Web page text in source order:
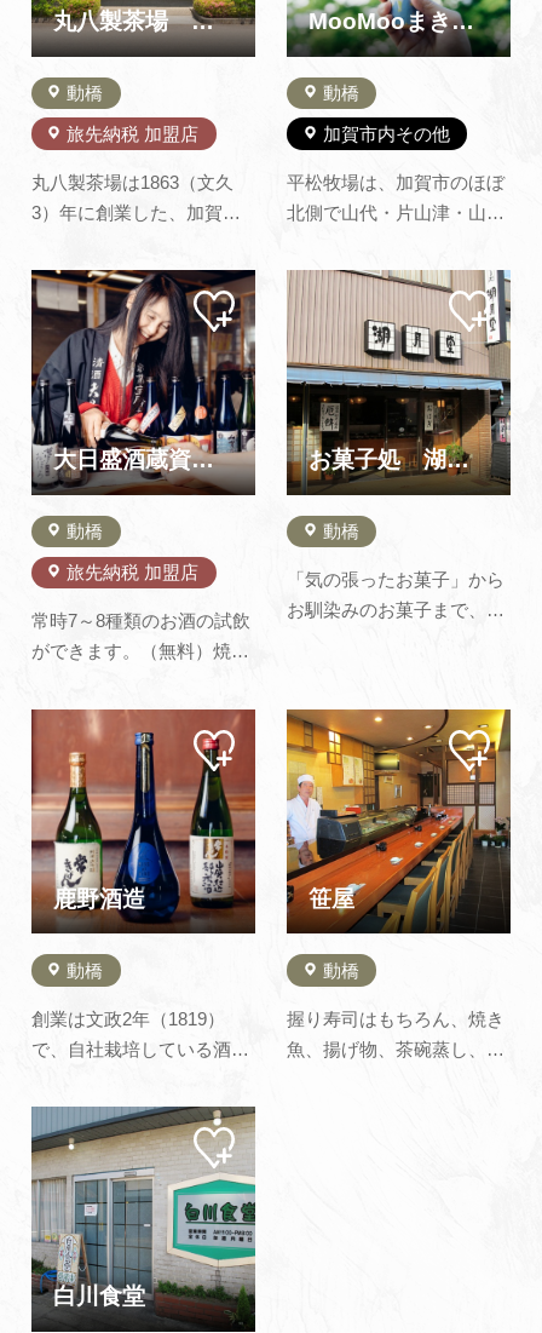
プライバシーポリシー
丸八製茶場 本店
動橋
旅先納税 加盟店
丸八製茶場は1863（文久
3）年に創業した、加賀棒
（焙じ）・販売を行ってい
る会社です。1983（昭和
58）年の全国植樹祭の際、
昭和天皇に献上したことか
らうまれた「献上加賀棒
茶」は一番摘みの良質な茎
を浅く焙じており、芳ばし
い香りとすっきり…
MooMooまきば（平松牧場）
動橋
加賀市内その他
平松牧場は、加賀市のほぼ
北側で山代・片山津・山
約15～25分にあります。ホ
ルスタイン牛とジャージ牛
から搾られた牛乳は、隣接
するミルク工房に送られ新
鮮な状態で処理されます。
牧場内にあるお店“MooMoo
まきば”では、手作りソフ…
大日盛酒蔵資料館（橋本酒造）
動橋
旅先納税 加盟店
常時7～8種類のお酒の試飲
ができます。（無料）焼印
類の中からお気に入りを選
んで焼印を押し、MYコー
スターやMY桝を作りまし
ょう！⇒焼印体験（加賀酒
蔵でコースター）.pdf
マイ
ペー
ジに
追加
お菓子処 湖月堂
動橋
「気の張ったお菓子」から
お馴染みのお菓子まで、品
く。素材にも気を使ってお
り、卵は卵黄のしっかりし
たものを使っています。動
橋らしさを取り入れた「ぐ
ず焼もなか」も2種類のあ
ん（小豆…
マイ
ペー
ジに
追加
鹿野酒造
動橋
創業は文政2年（1819）
で、自社栽培している酒
伏流名水である「白水の井
戸」より湧出づる仕込水を
使って、蔵人の手によって
品質本位の酒造りを行って
います。出来あがったその
酒は、ふくよかな香りと味
のキレの良さが抜群であ
り、幾多の鑑評…
マイ
ペー
ジに
追加
笹屋
動橋
握り寿司はもちろん、焼き
魚、揚げ物、茶碗蒸し、湯
マイ
ペー
ジに
追加
白川食堂
マイ
ペー
ジに
追加